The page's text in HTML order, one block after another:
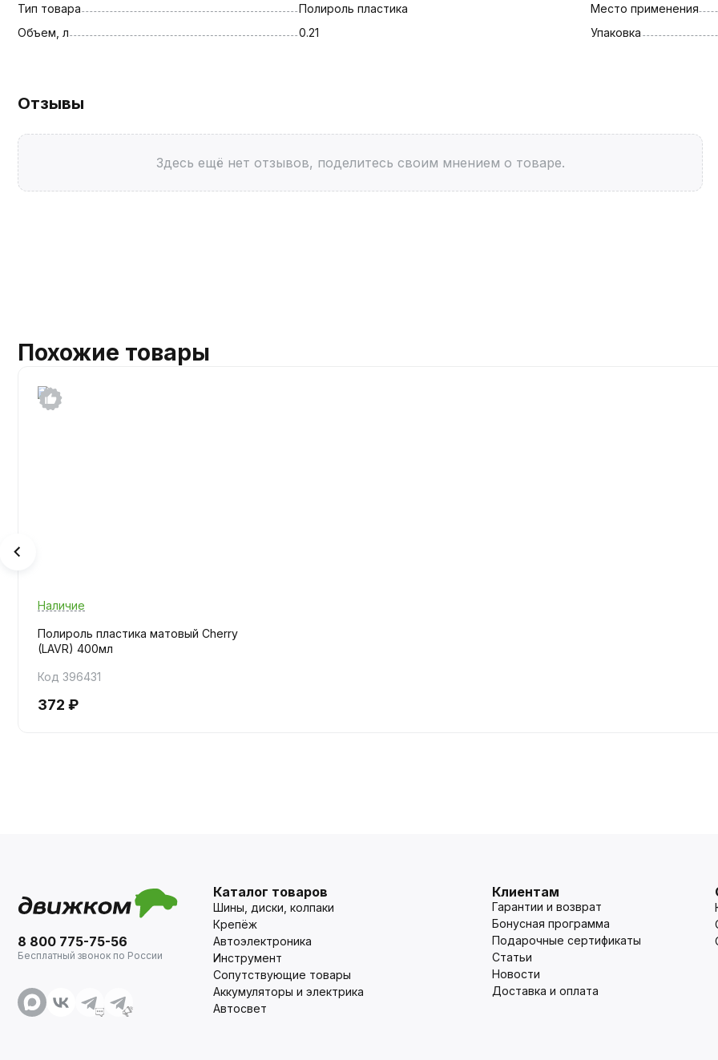
Тип товара
Полироль пластика
Объем, л
0.21
Место применения
Упаковка
Отзывы
Здесь ещё нет отзывов, поделитесь своим мнением о товаре.
Похожие товары
Наличие
Полироль пластика матовый Cherry
(LAVR) 400мл
Код 396431
372 ₽
8 800 775-75-56
Бесплатный звонок по России
Каталог товаров
Шины, диски, колпаки
Крепёж
Автоэлектроника
Инструмент
Сопутствующие товары
Аккумуляторы и электрика
Автосвет
Клиентам
Гарантии и возврат
Бонусная программа
Подарочные сертификаты
Статьи
Новости
Доставка и оплата